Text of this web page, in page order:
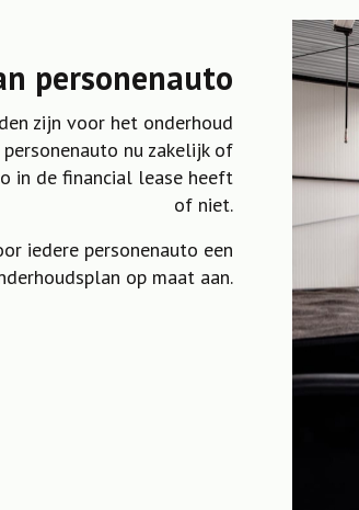
personenauto
zijn voor het onderhoud
nu zakelijk of
in de financial lease heeft
of niet.
iedere personenauto een
op maat aan.